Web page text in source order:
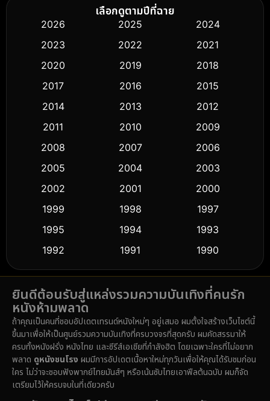
Biography ชีวิตจริง
Classic หนังคลาสสิก (50)
Comedy ตลก (443)
Crime อาชญากรรม (518)
Cult Film
Dance เต้น (10)
Detective สืบสวน (59)
Disaster
Disney+ (5)
Documentary สารคดี (91)
เลือกดูตามปีที่ฉาย
2026 2025
2024
2023
2022
2021
2020
2019
2018
2017
2016
2015
2014
2013
2012
2011
2010
2009
2008
2007
2006
2005
2004
2003
2002
2001
2000
1999
1998
1997
1995
1994
1993
1992
1991
1990
1989
1988
1986
1985
1983
1982
1981
1971
1962 1953
ยินดีต้อนรับสู่แหล่งรวมความบันเทิงที่คนรัก
หนังห้ามพลาด
ถ้าคุณเป็นคนที่ชอบอัปเดตเทรนด์หนังใหม่ๆ อยู่เสมอ ผมตั้งใจสร้างเว็บไซต์นี้
ขึ้นมาเพื่อให้เป็นศูนย์รวมความบันเทิงที่ครบวงจรที่สุดครับ ผมคัดสรรมาให้
ครบทั้งหนังฝรั่ง หนังไทย และซีรีส์เอเชียที่กำลังฮิต โดยเฉพาะใครที่ไม่อยาก
พลาด ดูหนังชนโรง ผมมีการอัปเดตเนื้อหาใหม่ทุกวันเพื่อให้คุณได้รับชมก่อน
ใคร ไม่ว่าจะชอบฟังพากย์ไทยมันส์ๆ หรือเน้นซับไทยเอาฟีลต้นฉบับ ผมก็จัด
เตรียมไว้ให้ครบจบในที่เดียวครับ